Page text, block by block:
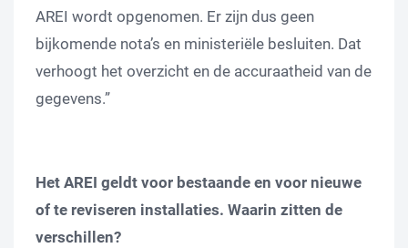
AREI wordt opgenomen. Er zijn dus geen
bijkomende nota’s en ministeriële besluiten. Dat
verhoogt het overzicht en de accuraatheid van de
gegevens.”
Het AREI geldt voor bestaande en voor nieuwe
of te reviseren installaties. Waarin zitten de
verschillen?